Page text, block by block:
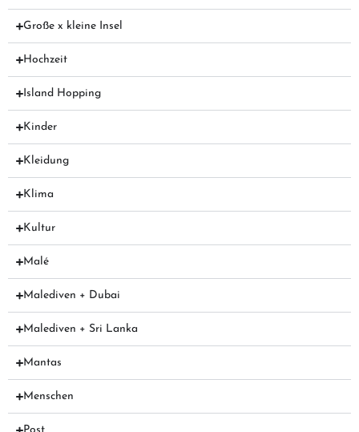
Große x kleine Insel
Hochzeit
Island Hopping
Kinder
Kleidung
Klima
Kultur
Malé
Malediven + Dubai
Malediven + Sri Lanka
Mantas
Menschen